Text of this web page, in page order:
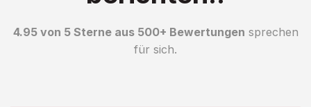
4.95 von 5 Sterne aus 500+ Bewertungen sprechen
für sich.